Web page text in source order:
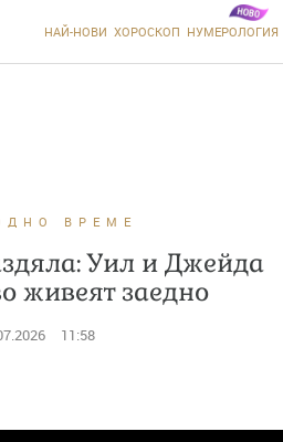
НАЙ-НОВИ ХОРОСКОП НУМЕРОЛОГИЯ
ВРЕМЕ
Уил и Джейда
живеят заедно
11:58